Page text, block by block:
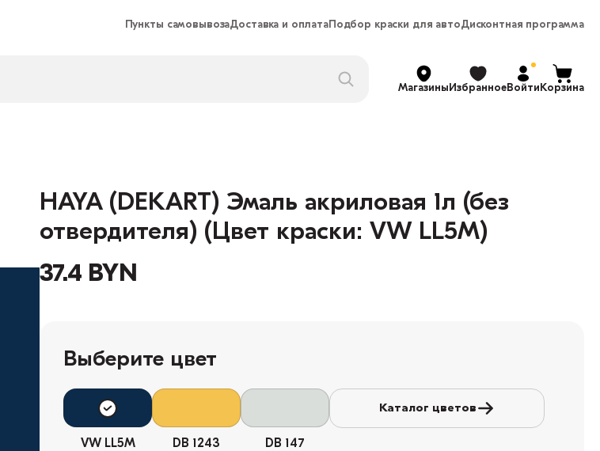
Пункты самовывозаДоставка и оплатаПодбор краски для автоДисконтная программа
МагазиныИзбранноеВойтиКорзина
HAYA (DEKART) Эмаль акриловая 1л (без
отвердителя) (Цвет краски: VW LL5M)
37.4 BYN
Выберите цвет
VW LL5M DB 1243 DB 147
Каталог цветов